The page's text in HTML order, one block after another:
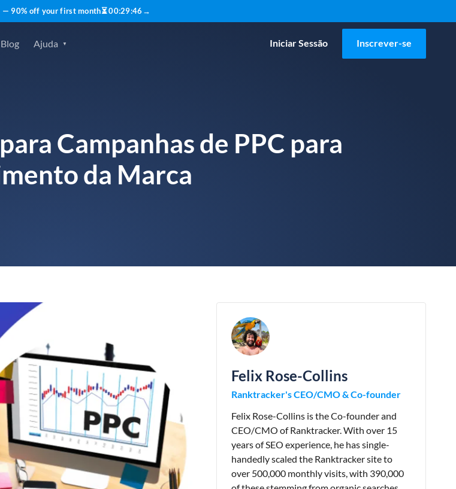
— 90% off your first month⏳00:29:45 →
Blog Ajuda Iniciar Sessão Inscrever-se
Campanhas de PPC para
da Marca
Felix Rose-Collins
Ranktracker's CEO/CMO & Co-founder
Felix Rose-Collins is the Co-founder and
CEO/CMO of Ranktracker. With over 15
years of SEO experience, he has single-
handedly scaled the Ranktracker site to
over 500,000 monthly visits, with 390,000